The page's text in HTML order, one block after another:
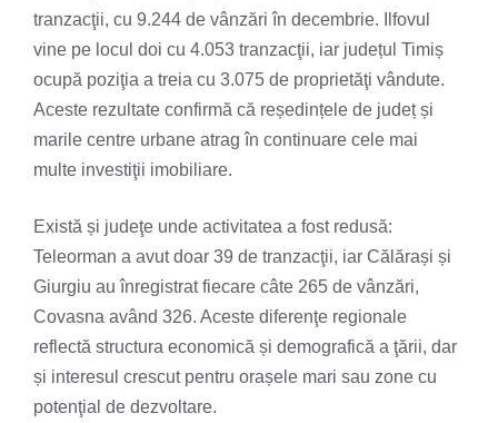
tranzacţii, cu 9.244 de vânzări în decembrie. Ilfovul
vine pe locul doi cu 4.053 tranzacţii, iar județul Timiș
ocupă poziţia a treia cu 3.075 de proprietăţi vândute.
Aceste rezultate confirmă că reședințele de județ și
marile centre urbane atrag în continuare cele mai
multe investiţii imobiliare.
Există și judeţe unde activitatea a fost redusă:
Teleorman a avut doar 39 de tranzacţii, iar Călărași și
Giurgiu au înregistrat fiecare câte 265 de vânzări,
Covasna având 326. Aceste diferenţe regionale
reflectă structura economică și demografică a ţării, dar
și interesul crescut pentru orașele mari sau zone cu
potenţial de dezvoltare.